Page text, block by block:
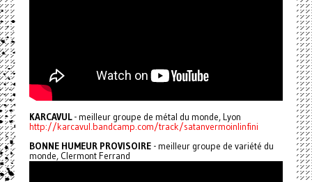
KARCAVUL- meilleur groupe de métal du monde, Lyon
http://karcavul.bandcamp.com/track/satanvermoinlinfini
BONNE HUMEUR PROVISOIRE- meilleur groupe de variété du
monde, Clermont Ferrand